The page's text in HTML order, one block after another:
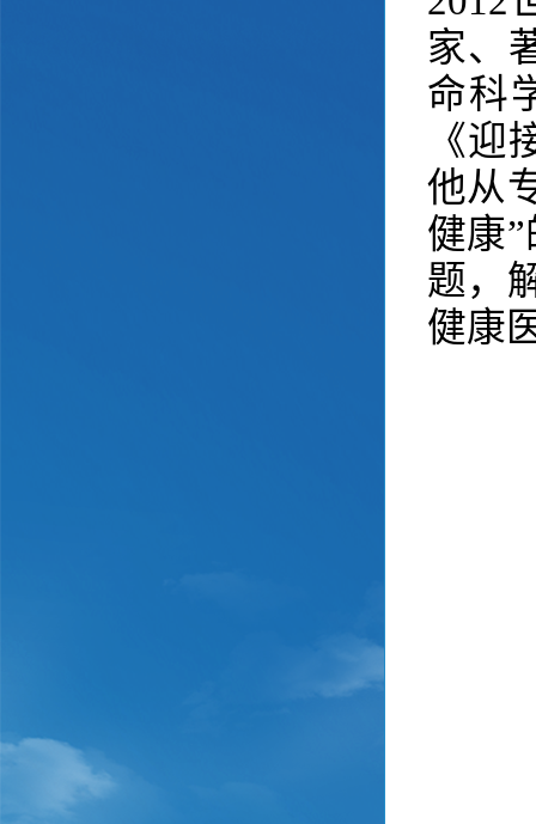
家、
命科
《
他从
健康
题，
健康